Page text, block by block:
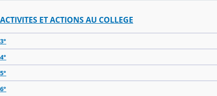
ACTIVITES ET ACTIONS AU COLLEGE
3°
4°
5°
6°